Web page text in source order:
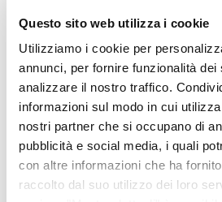
Questo sito web utilizza i cookie
Utilizziamo i cookie per
annunci, per fornire funzionalità dei
analizzare il nostro traffico.
informazioni sul modo in cui
nostri partner che si occupano di
pubblicità e social media, i quali
con altre informazioni che ha
raccolto dal suo utilizzo dei loro
Colore Piano
Naturale
Colore Gambe
Nero
Materiale Piano
Legno di abete
Materiale Gambe
CODICE:FRE-89UN
Tavolo 180x90 cm piano in
legno di acacia 55 mm e
gambe a U 8x4 in metallo
nero - Freia Acacia
€ 393,00
Set 2
cacao
€